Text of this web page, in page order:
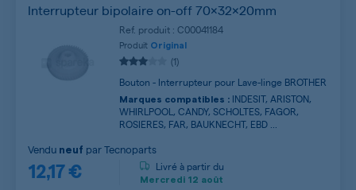
Interrupteur bipolaire on-off 70x32x20mm
Ref. produit : C00041184
Produit Original
(1)
Bouton - Interrupteur pour Lave-linge BROTHER
Marques compatibles : INDESIT, ARISTON,
WHIRLPOOL, CANDY, SCHOLTES, FAGOR,
ROSIERES, FAR, BAUKNECHT, EBD ...
12,17 €
Vendu neuf parTecnoparts
Livré à partir du
Mercredi 12 août